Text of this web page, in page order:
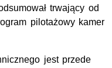
trwający od
pilotażowy kamer
jest przede